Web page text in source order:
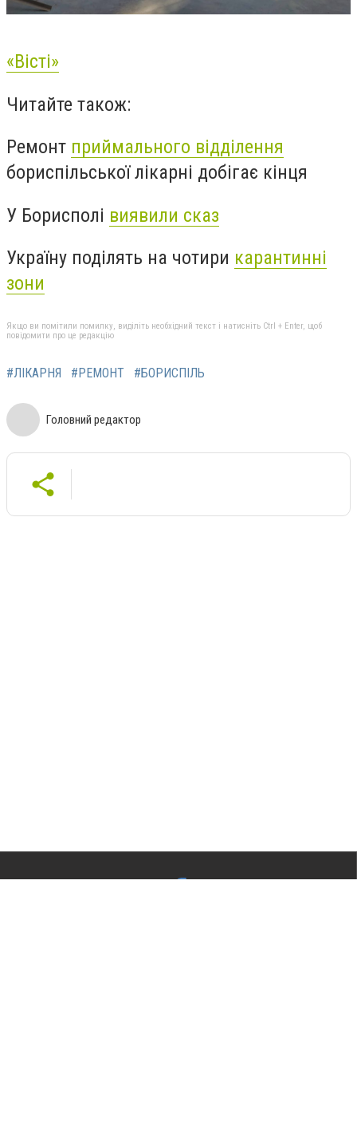
«Вісті»
Читайте також:
Ремонт приймального відділення
бориспільської лікарні добігає кінця
У Борисполі виявили сказ
Україну поділять на чотири карантинні
зони
Якщо ви помітили помилку, виділіть необхідний текст і натисніть Ctrl + Enter, щоб
повідомити про це редакцію
#ЛІКАРНЯ #РЕМОНТ #БОРИСПІЛЬ
Головний редактор